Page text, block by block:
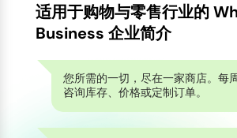
适用于购物与零售行业的
Business 企业简介
您所需的一切，尽在一家商店。每
咨询库存、价格或定制订单。